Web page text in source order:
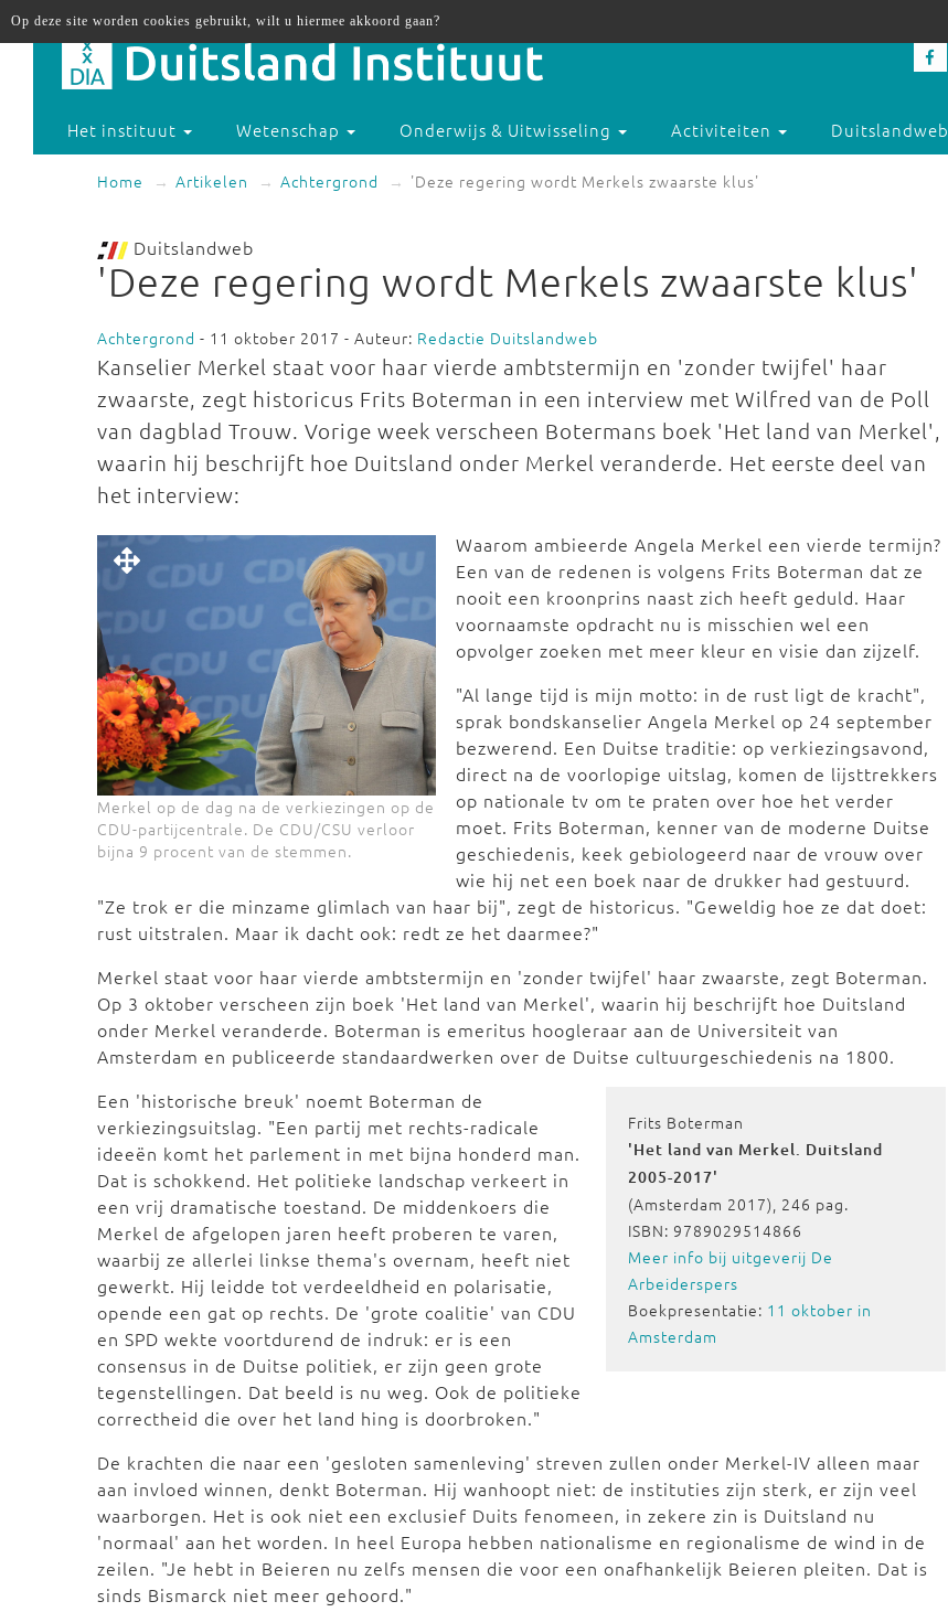
Het instituut Wetenschap Onderwijs & Uitwisseling Activiteiten Duitslandweb
Home Artikelen Achtergrond 'Deze regering wordt Merkels zwaarste klus'
Duitslandweb
'Deze regering wordt Merkels zwaarste klus'
Achtergrond - 11 oktober 2017 - Auteur: Redactie Duitslandweb
Kanselier Merkel staat voor haar vierde ambtstermijn en 'zonder twijfel' haar
zwaarste, zegt historicus Frits Boterman in een interview met Wilfred van de Poll
van dagblad Trouw. Vorige week verscheen Botermans boek 'Het land van Merkel',
waarin hij beschrijft hoe Duitsland onder Merkel veranderde. Het eerste deel van
het interview:
Merkel op de dag na de verkiezingen op de
CDU-partijcentrale. De CDU/CSU verloor
bijna 9 procent van de stemmen.
Waarom ambieerde Angela Merkel een vierde termijn?
Een van de redenen is volgens Frits Boterman dat ze
nooit een kroonprins naast zich heeft geduld. Haar
voornaamste opdracht nu is misschien wel een
opvolger zoeken met meer kleur en visie dan zijzelf.
"Al lange tijd is mijn motto: in de rust ligt de kracht",
sprak bondskanselier Angela Merkel op 24 september
bezwerend. Een Duitse traditie: op verkiezingsavond,
direct na de voorlopige uitslag, komen de lijsttrekkers
op nationale tv om te praten over hoe het verder
moet. Frits Boterman, kenner van de moderne Duitse
geschiedenis, keek gebiologeerd naar de vrouw over
wie hij net een boek naar de drukker had gestuurd.
"Ze trok er die minzame glimlach van haar bij", zegt de historicus. "Geweldig hoe ze dat doet:
rust uitstralen. Maar ik dacht ook: redt ze het daarmee?"
Merkel staat voor haar vierde ambtstermijn en 'zonder twijfel' haar zwaarste, zegt Boterman.
Op 3 oktober verscheen zijn boek 'Het land van Merkel', waarin hij beschrijft hoe Duitsland
onder Merkel veranderde. Boterman is emeritus hoogleraar aan de Universiteit van
Amsterdam en publiceerde standaardwerken over de Duitse cultuurgeschiedenis na 1800.
Frits Boterman
'Het land van Merkel. Duitsland
2005-2017'
(Amsterdam 2017), 246 pag.
ISBN: 9789029514866
Meer info bij uitgeverij De
Arbeiderspers
Boekpresentatie: 11 oktober in
Amsterdam
Een 'historische breuk' noemt Boterman de
verkiezingsuitslag. "Een partij met rechts-radicale
ideeën komt het parlement in met bijna honderd man.
Dat is schokkend. Het politieke landschap verkeert in
een vrij dramatische toestand. De middenkoers die
Merkel de afgelopen jaren heeft proberen te varen,
waarbij ze allerlei linkse thema's overnam, heeft niet
gewerkt. Hij leidde tot verdeeldheid en polarisatie,
opende een gat op rechts. De 'grote coalitie' van CDU
en SPD wekte voortdurend de indruk: er is een
consensus in de Duitse politiek, er zijn geen grote
tegenstellingen. Dat beeld is nu weg. Ook de politieke
correctheid die over het land hing is doorbroken."
De krachten die naar een 'gesloten samenleving' streven zullen onder Merkel-IV alleen maar
aan invloed winnen, denkt Boterman. Hij wanhoopt niet: de instituties zijn sterk, er zijn veel
waarborgen. Het is ook niet een exclusief Duits fenomeen, in zekere zin is Duitsland nu
'normaal' aan het worden. In heel Europa hebben nationalisme en regionalisme de wind in de
zeilen. "Je hebt in Beieren nu zelfs mensen die voor een onafhankelijk Beieren pleiten. Dat is
sinds Bismarck niet meer gehoord."
Op deze site worden cookies gebruikt, wilt u hiermee akkoord gaan?